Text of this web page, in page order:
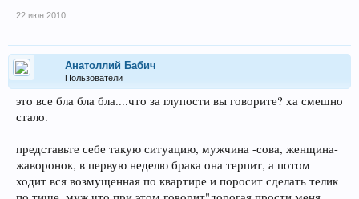
22 июн 2010
Анатоллий Бабич
Пользователи
это все бла бла бла....что за глупости вы говорите? ха смешно
стало.
представьте себе такую ситуацию, мужчина -сова, женщина-
жаворонок, в первую неделю брака она терпит, а потом
ходит вся возмущенная по квартире и поросит сделать телик